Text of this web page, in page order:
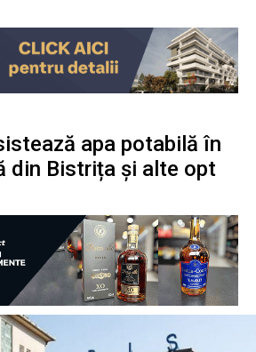
apa potabilă în
din Bistrița și alte opt